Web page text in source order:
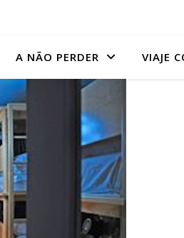
A NÃO PERDER VIAJE